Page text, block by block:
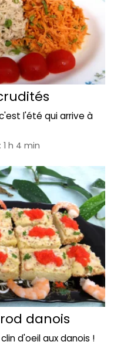
l'été qui arrive à
h 4 min
danois
d'oeil aux danois !